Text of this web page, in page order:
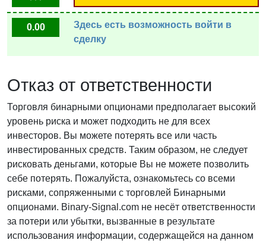
0.00
Здесь есть возможность войти в
сделку
Отказ от ответственности
Торговля бинарными опционами предполагает высокий
уровень риска и может подходить не для всех
инвесторов. Вы можете потерять все или часть
инвестированных средств. Таким образом, не следует
рисковать деньгами, которые Вы не можете позволить
себе потерять. Пожалуйста, ознакомьтесь со всеми
рисками, сопряженными с торговлей Бинарными
опционами. Binary-Signal.com не несёт ответственности
за потери или убытки, вызванные в результате
использования информации, содержащейся на данном